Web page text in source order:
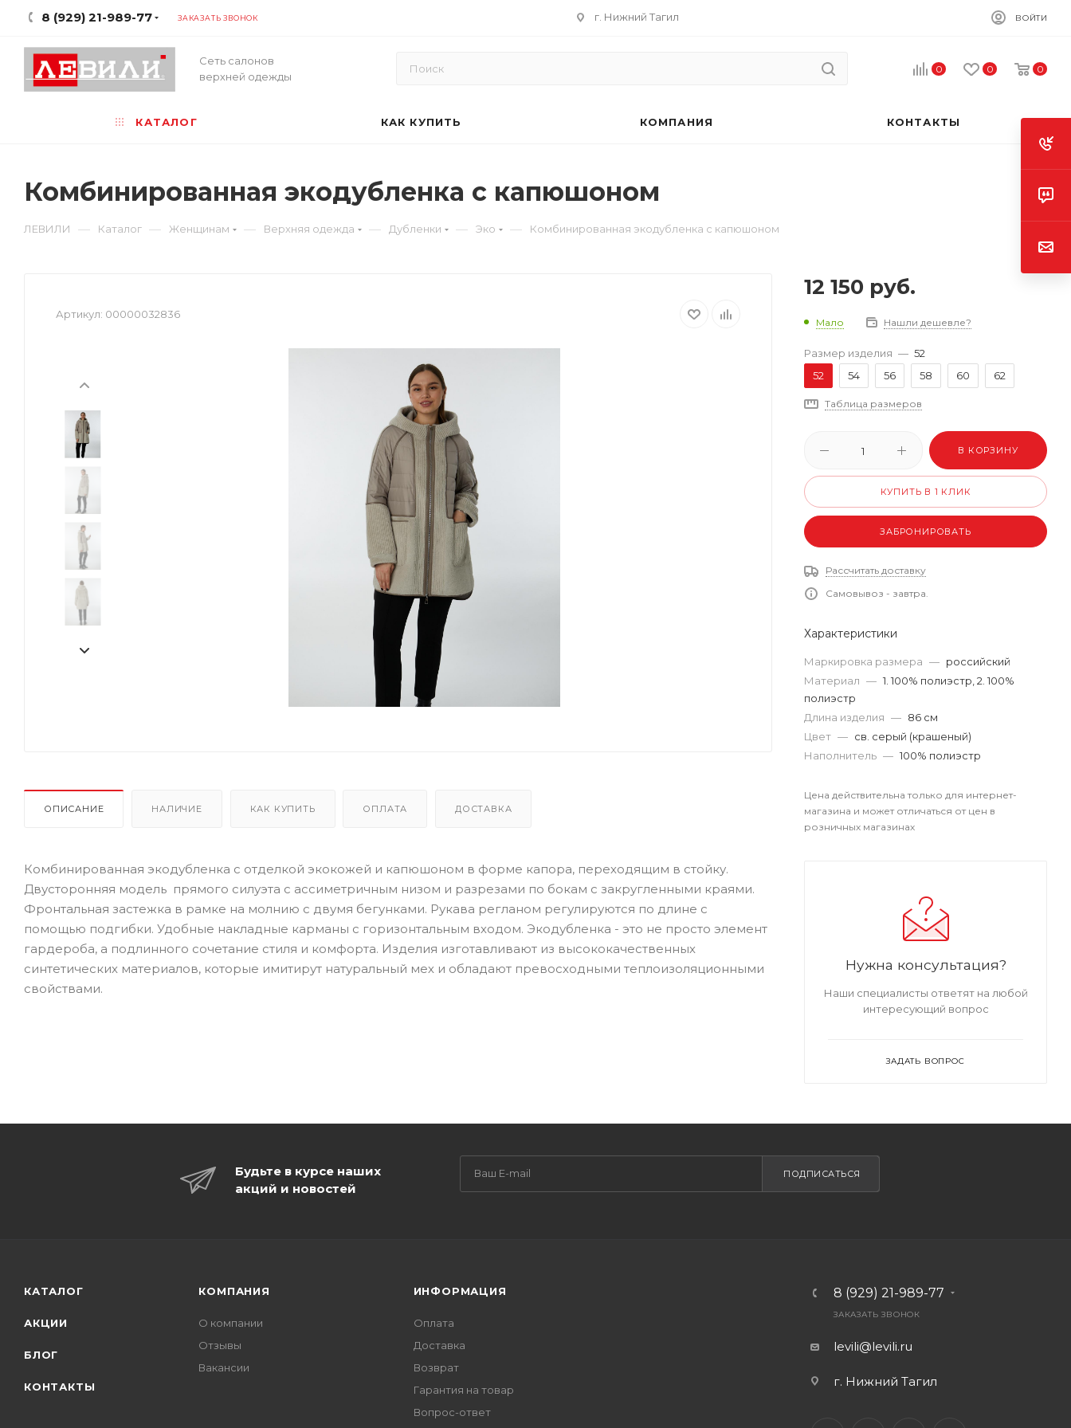
8 (929) 21-989-77 ЗАКАЗАТЬ ЗВОНОК г. Нижний Тагил ВОЙТИ
Сеть салонов
верхней одежды
0 0 0
КАТАЛОГ КАК КУПИТЬ КОМПАНИЯ КОНТАКТЫ
Комбинированная экодубленка с капюшоном
ЛЕВИЛИ — Каталог — Женщинам — Верхняя одежда — Дубленки — Эко — Комбинированная экодубленка с капюшоном
Артикул: 00000032836
ОПИСАНИЕ НАЛИЧИЕ КАК КУПИТЬ ОПЛАТА ДОСТАВКА
Комбинированная экодубленка с отделкой экокожей и капюшоном в форме капора, переходящим в стойку.
Двусторонняя модель прямого силуэта с ассиметричным низом и разрезами по бокам с закругленными краями.
Фронтальная застежка в рамке на молнию с двумя бегунками. Рукава регланом регулируются по длине с
помощью подгибки. Удобные накладные карманы с горизонтальным входом. Экодубленка - это не просто элемент
гардероба, а подлинного сочетание стиля и комфорта. Изделия изготавливают из высококачественных
синтетических материалов, которые имитирут натуральный мех и обладают превосходными теплоизоляционными
свойствами.
12 150 руб.
Мало Нашли дешевле?
Размер изделия — 52
52
54 56 58 60 62
Таблица размеров
В КОРЗИНУ
КУПИТЬ В 1 КЛИК
ЗАБРОНИРОВАТЬ
Рассчитать доставку
Самовывоз - завтра.
Характеристики
Маркировка размера — российский
Материал — 1. 100% полиэстр, 2. 100%
полиэстр
Длина изделия — 86 см
Цвет — св. серый (крашеный)
Наполнитель — 100% полиэстр
Цена действительна только для интернет-
магазина и может отличаться от цен в
розничных магазинах
Нужна консультация?
Наши специалисты ответят на любой
интересующий вопрос
ЗАДАТЬ ВОПРОС
Будьте в курсе наших
акций и новостей
ПОДПИСАТЬСЯ
КАТАЛОГ
АКЦИИ
БЛОГ
КОНТАКТЫ
КОМПАНИЯ
О компании
Отзывы
Вакансии
ИНФОРМАЦИЯ
Оплата
Доставка
Возврат
Гарантия на товар
Вопрос-ответ
8 (929) 21-989-77
ЗАКАЗАТЬ ЗВОНОК
levili@levili.ru
г. Нижний Тагил